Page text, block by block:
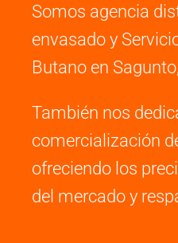
Somos agencia
envasado y
Butano en
También nos
comercialización
ofreciendo los
del mercado y